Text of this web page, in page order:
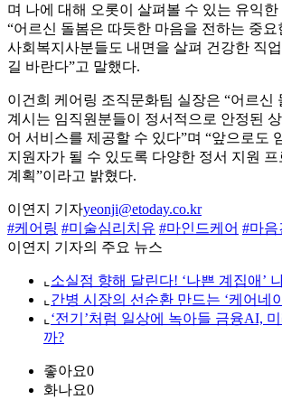
며 나에 대해 오롯이 살펴볼 수 있는 유익한
“어르신 돌봄은 따듯한 마음을 전하는 중
사회복지사분들도 내면을 살펴 건강한 직
길 바란다”고 말했다.
이건희 케어링 조직문화팀 실장은 “어르신
계시는 임직원분들이 정서적으로 안정된
어 서비스를 제공할 수 있다”며 “앞으로도
지원자가 될 수 있도록 다양한 정서 지원
계획”이라고 밝혔다.
이연지 기자yeonji@etoday.co.kr
#케어링 #미술심리치유 #마인드케어 #마음
이연지 기자의 주요 뉴스
⌞ 소실점 향해 달린다! ‘나쁜 계집애’
⌞ 간병 시장의 선순환 만드는 ‘케어네
⌞ ‘전기’처럼 일상에 녹아들 금융AI,
까?
좋아요0
화나요0